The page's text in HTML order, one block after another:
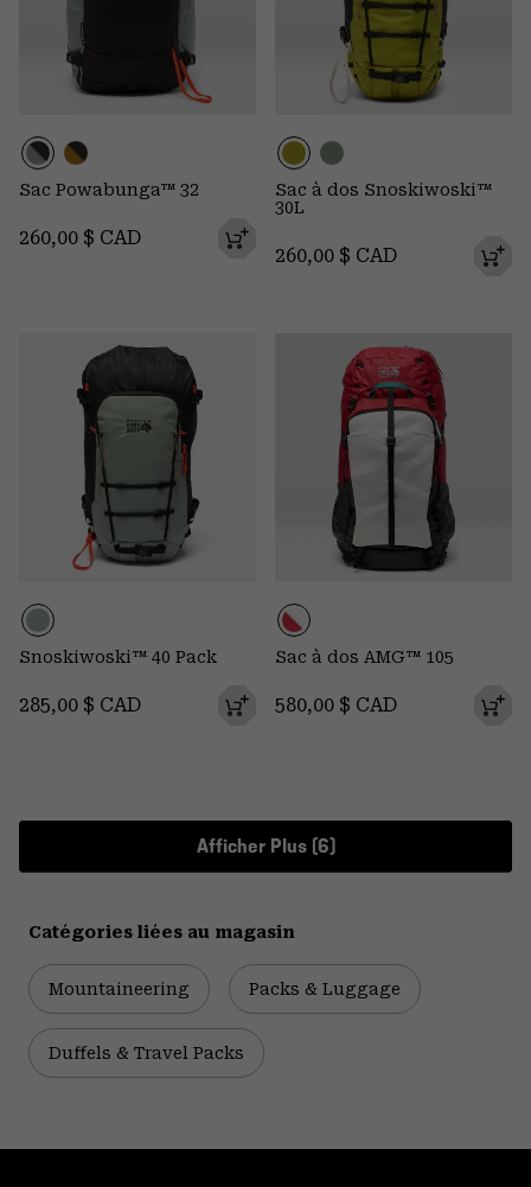
Sac Powabunga™ 32
Regular price:
260,00 $ CAD
Sac à dos Snoskiwoski™
30L
Regular price:
260,00 $ CAD
Snoskiwoski™ 40 Pack
Regular price:
285,00 $ CAD
Sac à dos AMG™ 105
Regular price:
580,00 $ CAD
Afficher Plus (6)
Catégories liées au magasin
Mountaineering Packs & Luggage
Duffels & Travel Packs